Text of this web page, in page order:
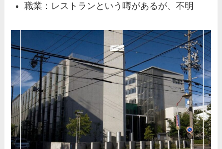
職業：レストランという噂があるが、不明